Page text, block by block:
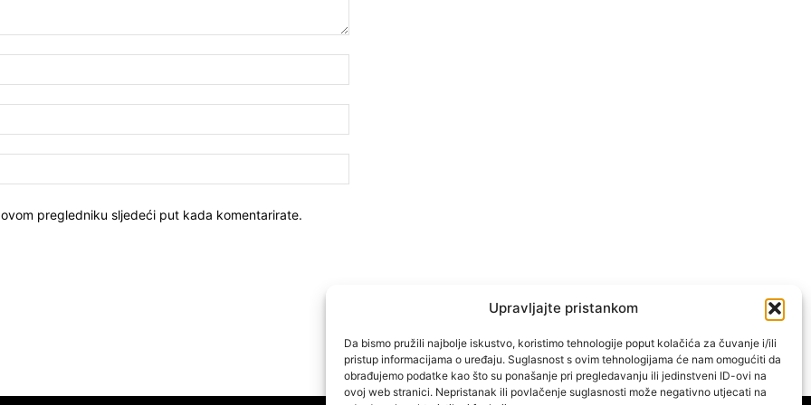
Upravljajte pristankom
Da bismo pružili najbolje iskustvo, koristimo tehnologije poput kolačića za čuvanje i/ili
pristup informacijama o uređaju. Suglasnost s ovim tehnologijama će nam omogućiti da
obrađujemo podatke kao što su ponašanje pri pregledavanju ili jedinstveni ID-ovi na
ovoj web stranici. Nepristanak ili povlačenje suglasnosti može negativno utjecati na
pregledniku sljedeći put kada komentarirate.